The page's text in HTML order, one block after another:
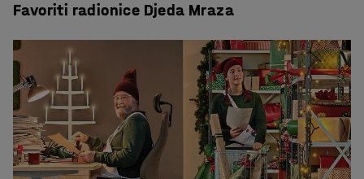
Favoriti radionice Djeda Mraza